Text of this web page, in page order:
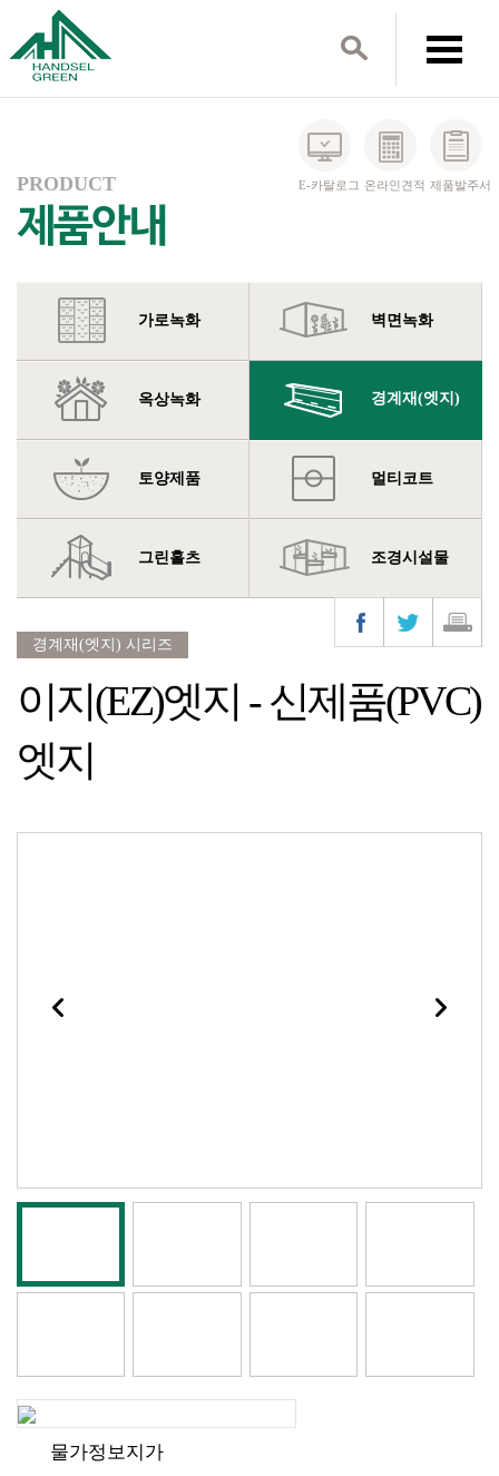
E-카탈로그 온라인견적 제품발주서
PRODUCT
가로녹화 벽면녹화
옥상녹화 경계재(엣지)
토양제품 멀티코트
그린홀츠 조경시설물
경계재(엣지) 시리즈
이지(EZ)엣지 - 신제품(PVC)
엣지
물가정보지가